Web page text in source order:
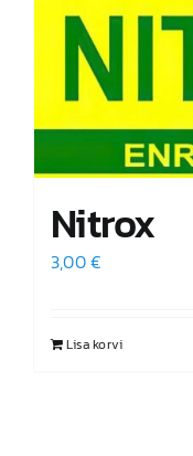
Valikuid
saab
teha
tootelehel.
Nitrox
3,00€
Lisa korvi